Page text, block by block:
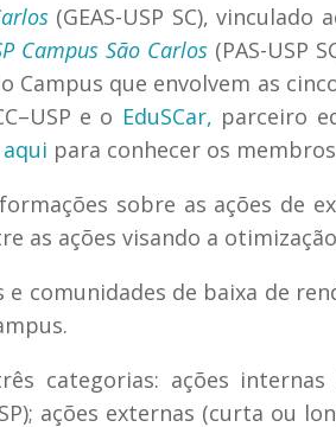
(GEAS-USP SC), vinculado
Campus São Carlos(PAS-USP
que envolvem as cinco
e o EduSCar, parceiro
aqui para conhecer os membros
sobre as ações de
as ações visando a
comunidades de baixa de
categorias: ações
ações externas (curta ou